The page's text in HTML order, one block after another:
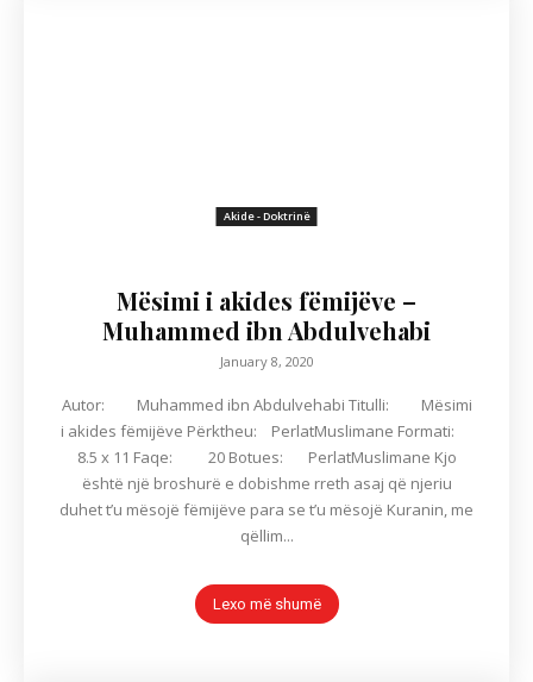
Akide - Doktrinë
Mësimi i akides fëmijëve –
Muhammed ibn Abdulvehabi
January 8, 2020
Autor: Muhammed ibn Abdulvehabi Titulli: Mësimi
i akides fëmijëve Përktheu: PerlatMuslimane Formati:
8.5 x 11 Faqe: 20 Botues: PerlatMuslimane Kjo
është një broshurë e dobishme rreth asaj që njeriu
duhet t’u mësojë fëmijëve para se t’u mësojë Kuranin, me
qëllim...
Lexo më shumë